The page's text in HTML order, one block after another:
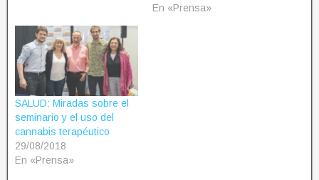
En «Prensa»
SALUD: Miradas sobre el
seminario y el uso del
cannabis terapéutico
29/08/2018
En «Prensa»